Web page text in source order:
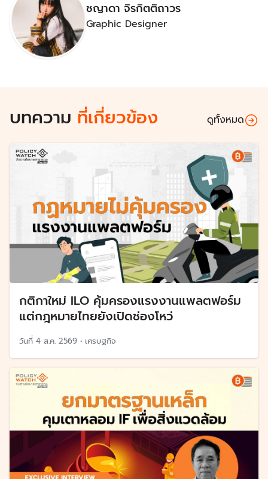
ชญาดา จิรกิตติถาวร
Graphic Designer
บทความ ที่เกี่ยวข้อง ดูทั้งหมด
กติกาใหม่ ILO คุ้มครองแรงงานแพลตฟอร์ม
แต่กฎหมายไทยยังเปิดช่องโหว่
วันที่ 4 ส.ค. 2569 • เศรษฐกิจ